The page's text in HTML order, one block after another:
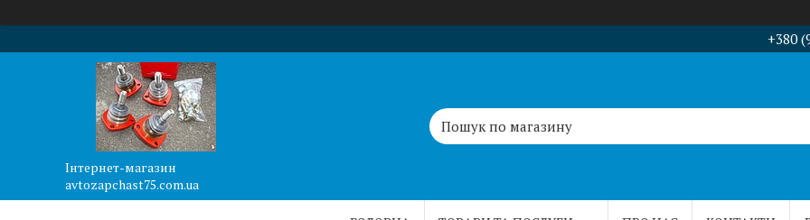
+380
Інтернет-магазин
avtozapchast75.com.ua